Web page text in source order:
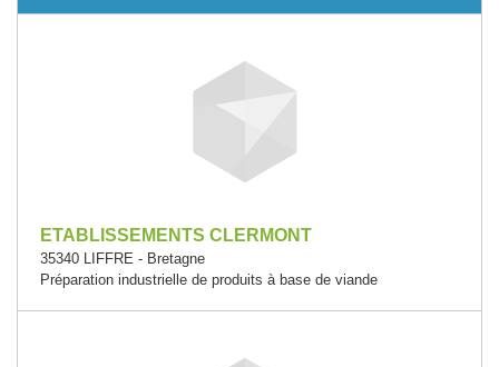
ETABLISSEMENTS CLERMONT
35340 LIFFRE - Bretagne
Préparation industrielle de produits à base de viande